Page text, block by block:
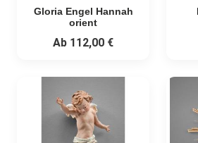
Gloria Engel Hannah
orient
Ab 112,00 €